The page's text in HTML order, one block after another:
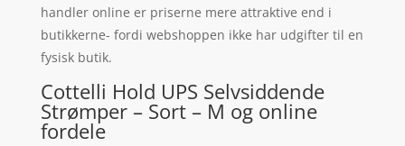
handler online er priserne mere attraktive end i
butikkerne- fordi webshoppen ikke har udgifter til en
fysisk butik.
Cottelli Hold UPS Selvsiddende
Strømper – Sort – M og online
fordele